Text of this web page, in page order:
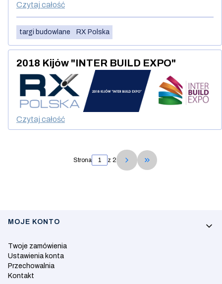
Czytaj całość
targi budowlane RX Polska
2018 Kijów "INTER BUILD EXPO"
Czytaj całość
Strona z 2
Przejdź do ostatniej
Linki w stopce
MOJE KONTO
Twoje zamówienia
Ustawienia konta
Przechowalnia
Kontakt